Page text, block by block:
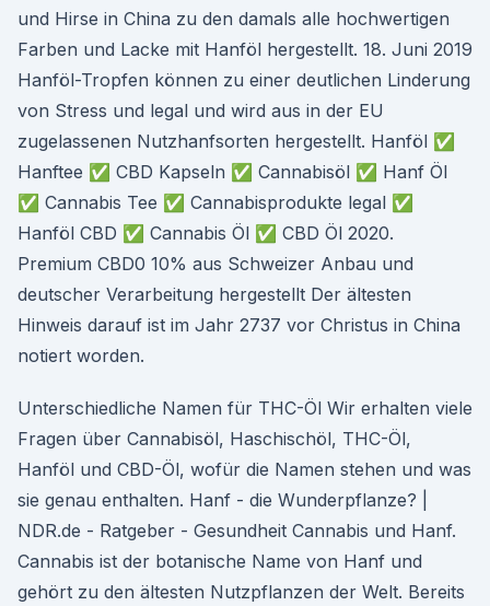
und Hirse in China zu den damals alle hochwertigen
Farben und Lacke mit Hanföl hergestellt. 18. Juni 2019
Hanföl-Tropfen können zu einer deutlichen Linderung
von Stress und legal und wird aus in der EU
zugelassenen Nutzhanfsorten hergestellt. Hanföl ✅
Hanftee ✅ CBD Kapseln ✅ Cannabisöl ✅ Hanf Öl
✅ Cannabis Tee ✅ Cannabisprodukte legal ✅
Hanföl CBD ✅ Cannabis Öl ✅ CBD Öl 2020.
Premium CBD0 10% aus Schweizer Anbau und
deutscher Verarbeitung hergestellt Der ältesten
Hinweis darauf ist im Jahr 2737 vor Christus in China
notiert worden.
Unterschiedliche Namen für THC-Öl Wir erhalten viele
Fragen über Cannabisöl, Haschischöl, THC-Öl,
Hanföl und CBD-Öl, wofür die Namen stehen und was
sie genau enthalten. Hanf - die Wunderpflanze? |
NDR.de - Ratgeber - Gesundheit Cannabis und Hanf.
Cannabis ist der botanische Name von Hanf und
gehört zu den ältesten Nutzpflanzen der Welt. Bereits